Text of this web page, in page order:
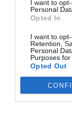
I want to
Personal
Opted In
I want to
Retention,
Personal
Purposes for
Opted Out
Enormes
por Eulogio López